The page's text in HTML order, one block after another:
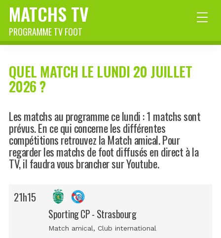
MATCHS TV
PROGRAMME TV FOOT
QUEL MATCH LE LUNDI 20 JUILLET
2026 ?
Les matchs au programme ce lundi : 1 matchs sont
prévus. En ce qui concerne les différentes
compétitions retrouvez la Match amical. Pour
regarder les matchs de foot diffusés en direct à la
TV, il faudra vous brancher sur Youtube.
21h15
Sporting CP - Strasbourg
Match amical, Club international